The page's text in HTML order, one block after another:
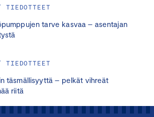
tarve kasvaa – asentajan
täsmällisyyttä – pelkät vihreät
riitä